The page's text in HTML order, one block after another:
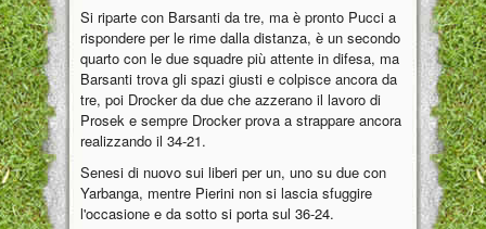
Si riparte con Barsanti da tre, ma è pronto Pucci a
rispondere per le rime dalla distanza, è un secondo
quarto con le due squadre più attente in difesa, ma
Barsanti trova gli spazi giusti e colpisce ancora da
tre, poi Drocker da due che azzerano il lavoro di
Prosek e sempre Drocker prova a strappare ancora
realizzando il 34-21.
Senesi di nuovo sui liberi per un, uno su due con
Yarbanga, mentre Pierini non si lascia sfuggire
l'occasione e da sotto si porta sul 36-24.